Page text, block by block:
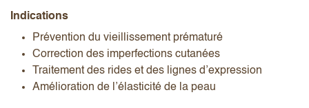
Indications
Prévention du vieillissement prématuré
Correction des imperfections cutanées
Traitement des rides et des lignes d’expression
Amélioration de l’élasticité de la peau